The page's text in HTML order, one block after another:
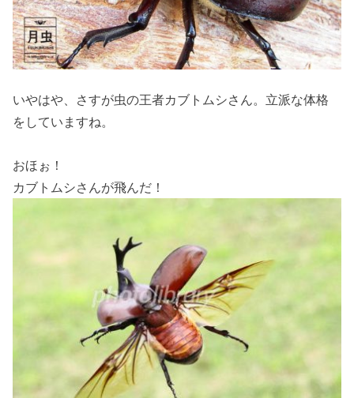
いやはや、さすが虫の王者カブトムシさん。立派な体格
をしていますね。
おほぉ！
カブトムシさんが飛んだ！